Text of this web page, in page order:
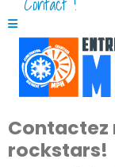
Contactez
rockstars!